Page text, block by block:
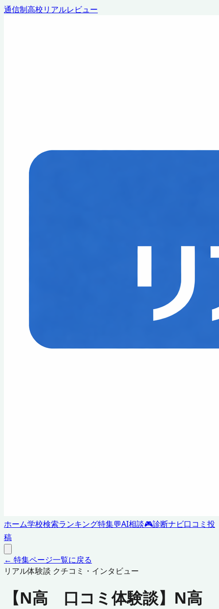
通信制高校リアルレビュー
ホーム学校検索ランキング特集💬AI相談🎮診断ナビ口コミ投
稿
← 特集ページ一覧に戻る
リアル体験談 クチコミ・インタビュー
【N高 口コミ体験談】N高